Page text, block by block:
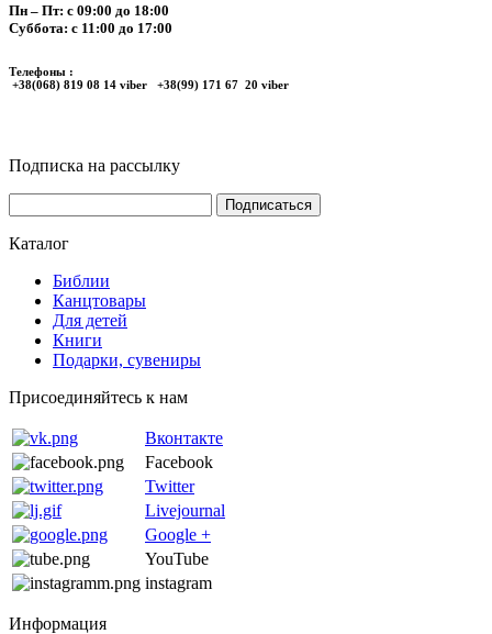
Пн – Пт: с 09:00 до 18:00
Суббота: с 11:00 до 17:00
Телефоны :
+38(068) 819 08 14 viber +38(99) 171 67 20 viber
Подписка на рассылку
Каталог
Библии
Канцтовары
Для детей
Книги
Подарки, сувениры
Присоединяйтесь к нам
Вконтакте
Facebook
Twitter
Livejournal
Google +
YouTube
instagram
Информация